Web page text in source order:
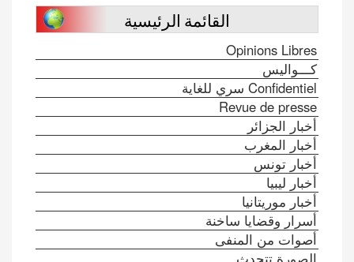
القائمة الرئيسية
Opinions Libres
كـــواليس
Confidentiel سري للغاية
Revue de presse
أخبار الجزائر
أخبار المغرب
أخبار تونس
أخبار ليبيا
أخبار موريتانيا
أسرار وقضايا ساخنة
أصوات من المنفى
الصورة تتحدث